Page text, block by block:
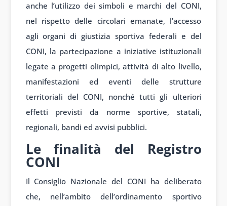
anche l’utilizzo dei simboli e marchi del CONI,
nel rispetto delle circolari emanate, l’accesso
agli organi di giustizia sportiva federali e del
CONI, la partecipazione a iniziative istituzionali
legate a progetti olimpici, attività di alto livello,
manifestazioni ed eventi delle strutture
territoriali del CONI, nonché tutti gli ulteriori
effetti previsti da norme sportive, statali,
regionali, bandi ed avvisi pubblici.
Le finalità del Registro
CONI
Il Consiglio Nazionale del CONI ha deliberato
che, nell’ambito dell’ordinamento sportivo